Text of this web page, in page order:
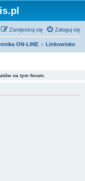
Zaloguj się
Zarejestruj się
ON-LINE Linkowisko
na tym forum.